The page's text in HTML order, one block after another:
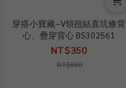
穿搭小寶藏~V領扭結直坑條背
心、疊穿背心 BS302561
NT$350
NT$680